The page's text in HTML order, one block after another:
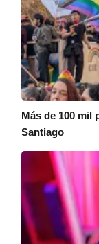
Más de 100 mil
Santiago